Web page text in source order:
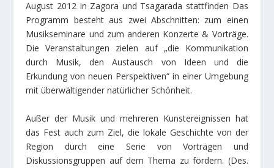
August 2012 in Zagora und Tsagarada stattfinden Das
Programm besteht aus zwei Abschnitten: zum einen
Musikseminare und zum anderen Konzerte & Vorträge.
Die Veranstaltungen zielen auf „die Kommunikation
durch Musik, den Austausch von Ideen und die
Erkundung von neuen Perspektiven“ in einer Umgebung
mit überwältigender natürlicher Schönheit.
Außer der Musik und mehreren Kunstereignissen hat
das Fest auch zum Ziel, die lokale Geschichte von der
Region durch eine Serie von Vorträgen und
Diskussionsgruppen auf dem Thema zu fördern. (Des.